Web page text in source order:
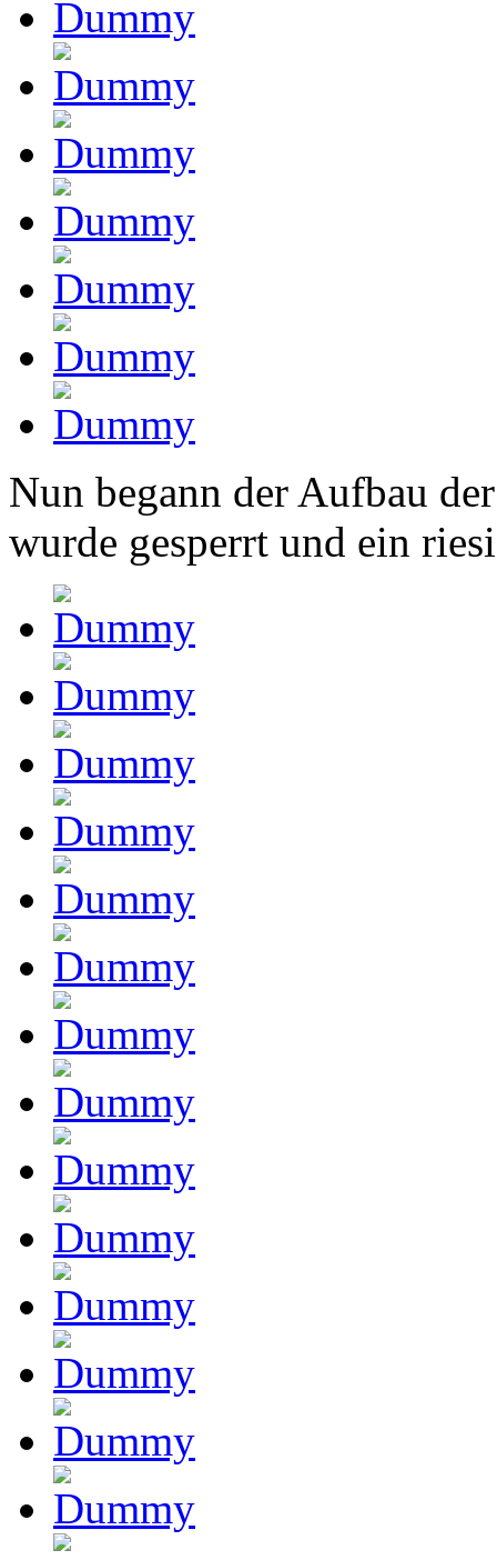
Nun begann der Aufbau
wurde gesperrt und ein